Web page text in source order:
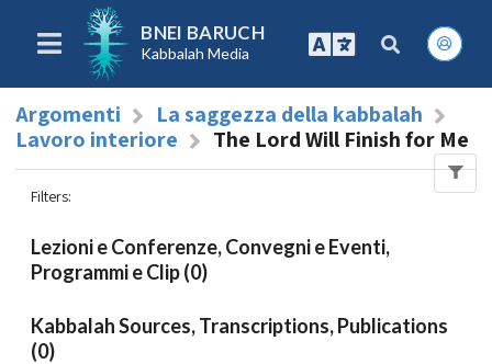
BNEI BARUCH
Kabbalah Media
Argomenti
La saggezza della kabbalah
Lavoro interiore
The Lord Will Finish for Me
Filters:
Lezioni e Conferenze, Convegni e Eventi,
Programmi e Clip (0)
Kabbalah Sources, Transcriptions, Publications
(0)